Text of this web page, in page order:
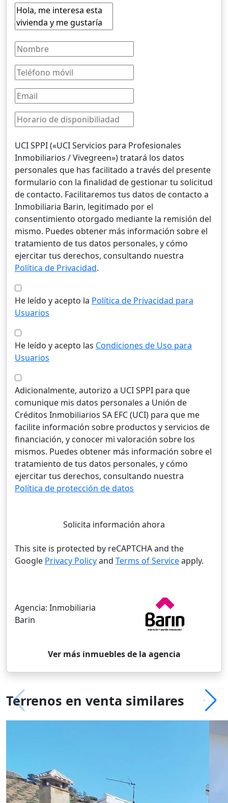
UCI SPPI («UCI Servicios para Profesionales
Inmobiliarios / Vivegreen») tratará los datos
personales que has facilitado a través del presente
formulario con la finalidad de gestionar tu solicitud
de contacto. Facilitaremos tus datos de contacto a
Inmobiliaria Barin, legitimado por el
consentimiento otorgado mediante la remisión del
mismo. Puedes obtener más información sobre el
tratamiento de tus datos personales, y cómo
ejercitar tus derechos, consultando nuestra
Política de Privacidad.
He leído y acepto la Política de Privacidad para
Usuarios
He leído y acepto las Condiciones de Uso para
Usuarios
Adicionalmente, autorizo a UCI SPPI para que
comunique mis datos personales a Unión de
Créditos Inmobiliarios SA EFC (UCI) para que me
facilite información sobre productos y servicios de
financiación, y conocer mi valoración sobre los
mismos. Puedes obtener más información sobre el
tratamiento de tus datos personales, y cómo
ejercitar tus derechos, consultando nuestra
Política de protección de datos
Solicita información ahora
This site is protected by reCAPTCHA and the
Google Privacy Policyand Terms of Serviceapply.
Agencia: Inmobiliaria
Barin
Ver más inmuebles de la agencia
Terrenos en venta similares